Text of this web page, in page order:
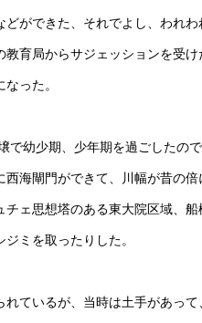
ができた、それでよし、われ
育局からサジェッションを受け
った。
幼少期、少年期を過ごしたの
海閘門ができて、川幅が昔の倍
ェ思想塔のある東大院区域、
ミを取ったりした。
ているが、当時は土手があっ